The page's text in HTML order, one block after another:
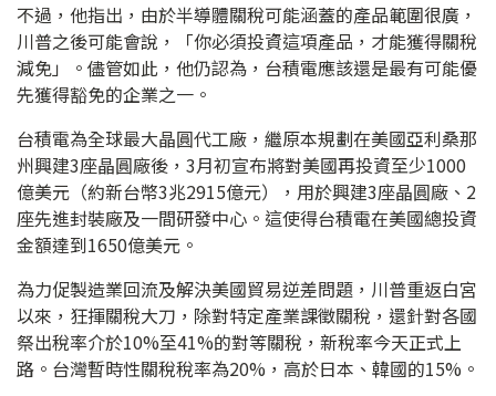
不過，他指出，由於半導體關稅可能涵蓋的產品範圍很廣，
川普之後可能會說，「你必須投資這項產品，才能獲得關稅
減免」。儘管如此，他仍認為，台積電應該還是最有可能優
先獲得豁免的企業之一。
台積電為全球最大晶圓代工廠，繼原本規劃在美國亞利桑那
州興建3座晶圓廠後，3月初宣布將對美國再投資至少1000
億美元（約新台幣3兆2915億元），用於興建3座晶圓廠、2
座先進封裝廠及一間研發中心。這使得台積電在美國總投資
金額達到1650億美元。
為力促製造業回流及解決美國貿易逆差問題，川普重返白宮
以來，狂揮關稅大刀，除對特定產業課徵關稅，還針對各國
祭出稅率介於10%至41%的對等關稅，新稅率今天正式上
路。台灣暫時性關稅稅率為20%，高於日本、韓國的15%。